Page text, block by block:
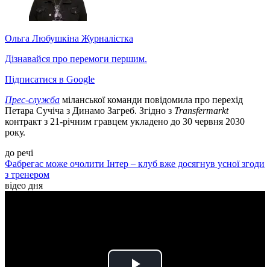
Ольга Любушкіна Журналістка
Дізнавайся про перемоги першим.
Підписатися в Google
Прес-служба міланської команди повідомила про перехід
Петара Сучіча з Динамо Загреб. Згідно з Transfermarkt
контракт з 21-річним гравцем укладено до 30 червня 2030
року.
до речі
Фабрегас може очолити Інтер – клуб вже досягнув усної згоди
з тренером
відео дня